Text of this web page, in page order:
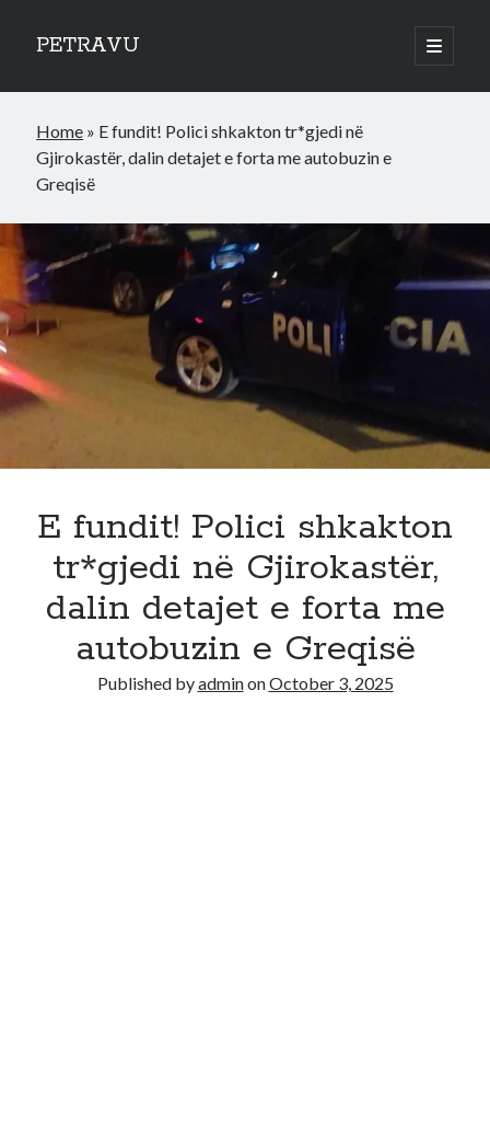
PETRAVU
open
primary
Sidebar
Bank
Credit Cards
Uncategorized
Home » E fundit! Polici shkakton tr*gjedi në
Gjirokastër, dalin detajet e forta me autobuzin e
Greqisë
E fundit! Polici shkakton
tr*gjedi në Gjirokastër,
dalin detajet e forta me
autobuzin e Greqisë
Published byadminonOctober 3, 2025